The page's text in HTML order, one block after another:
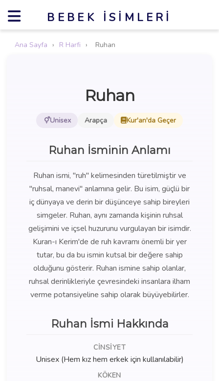
BEBEK İSIMLERI
Ana Sayfa › R Harfi › Ruhan
Ruhan
Unisex Arapça Kur'an'da Geçer
Ruhan İsminin Anlamı
Ruhan ismi, "ruh" kelimesinden türetilmiştir ve
"ruhsal, manevi" anlamına gelir. Bu isim, güçlü bir
iç dünyaya ve derin bir düşünceye sahip bireyleri
simgeler. Ruhan, aynı zamanda kişinin ruhsal
gelişimini ve içsel huzurunu vurgulayan bir isimdir.
Kuran-ı Kerim'de de ruh kavramı önemli bir yer
tutar, bu da bu ismin kutsal bir değere sahip
olduğunu gösterir. Ruhan ismine sahip olanlar,
ruhsal derinlikleriyle çevresindeki insanlara ilham
verme potansiyeline sahip olarak büyüyebilirler.
Ruhan İsmi Hakkında
CINSIYET
Unisex (Hem kız hem erkek için kullanılabilir)
KÖKEN